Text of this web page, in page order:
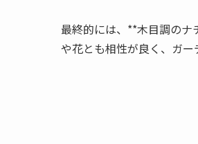
最終的には、**木目調のナ
や花とも相性が良く、ガー